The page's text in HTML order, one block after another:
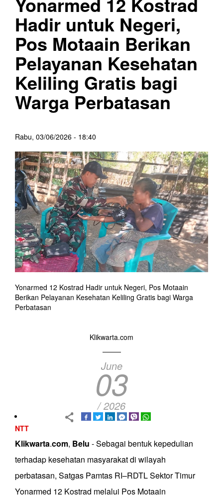
Hadir untuk Negeri,
Pos Motaain Berikan
Pelayanan Kesehatan
Keliling Gratis bagi
Warga Perbatasan
Rabu, 03/06/2026 - 18:40
Yonarmed 12 Kostrad Hadir untuk Negeri, Pos Motaain
Berikan Pelayanan Kesehatan Keliling Gratis bagi Warga
Perbatasan
Klikwarta.com
June
03
/ 2026
NTT
Klikwarta.com, Belu - Sebagai bentuk kepedulian
terhadap kesehatan masyarakat di wilayah
perbatasan, Satgas Pamtas RI–RDTL Sektor Timur
Yonarmed 12 Kostrad melalui Pos Motaain